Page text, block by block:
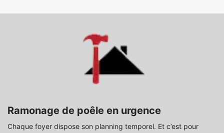
Ramonage de poêle en urgence
Chaque foyer dispose son planning temporel. Et c’est pour